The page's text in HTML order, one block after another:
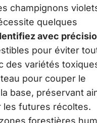
champignons
quelques
avec
pour éviter
des variétés
pour couper le
base, préservant
les futures récoltes.